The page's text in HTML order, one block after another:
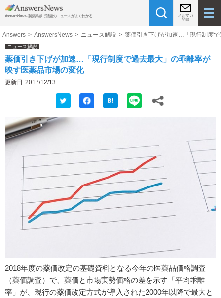
AnswersNews - 製薬業界で話題のニュースがよくわかる
メルマガ
登録
Answers > AnswersNews > ニュース解説 > 薬価引き下げが加速…「現行制度
ニュース解説
薬価引き下げが加速…「現行制度で過去最大」の乖離率が
映す医薬品市場の変化
更新日 2017/12/13
2018年度の薬価改定の基礎資料となる今年の医薬品価格調査
（薬価調査）で、薬価と市場実勢価格の差を示す「平均乖離
率」が、現行の薬価改定方式が導入された2000年以降で最大と